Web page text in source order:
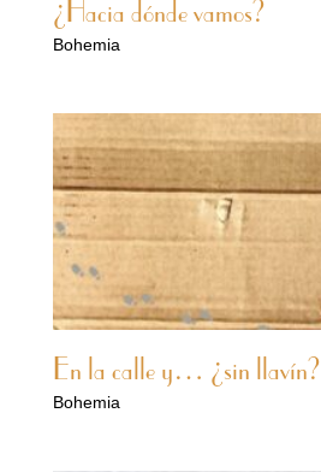
¿Hacia dónde vamos?
Bohemia
En la calle y… ¿sin llavín?
Bohemia